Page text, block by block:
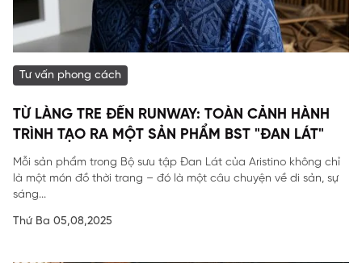
Tư vấn phong cách
TỪ LÀNG TRE ĐẾN RUNWAY: TOÀN CẢNH HÀNH
TRÌNH TẠO RA MỘT SẢN PHẨM BST "ĐAN LÁT"
Mỗi sản phẩm trong Bộ sưu tập Đan Lát của Aristino không chỉ
là một món đồ thời trang – đó là một câu chuyện về di sản, sự
sáng...
Thứ Ba 05,08,2025